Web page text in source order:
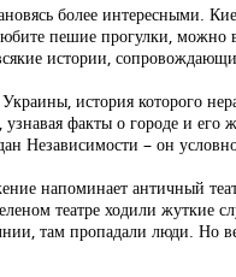
более интересными.
пешие прогулки, можно
истории,
история которого
факты о городе и его
Независимости – он
напоминает античный
театре ходили жуткие
там пропадали люди. Но